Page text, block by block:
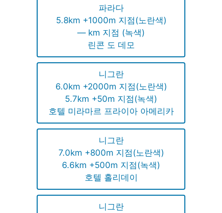
파라다
5.8km +1000m 지점(노란색)
— km 지점 (녹색)
린콘 도 데모
니그란
6.0km +2000m 지점(노란색)
5.7km +50m 지점(녹색)
호텔 미라마르 프라이아 아메리카
니그란
7.0km +800m 지점(노란색)
6.6km +500m 지점(녹색)
호텔 홀리데이
니그란